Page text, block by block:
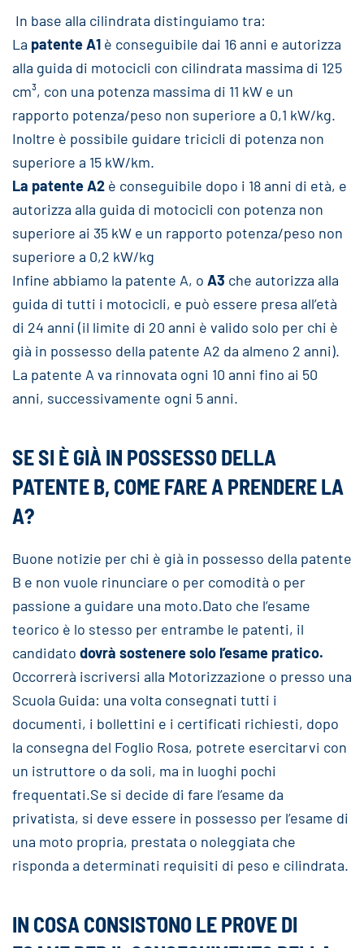
In base alla cilindrata distinguiamo tra:
La patente A1 è conseguibile dai 16 anni e autorizza
alla guida di motocicli con cilindrata massima di 125
cm³, con una potenza massima di 11 kW e un
rapporto potenza/peso non superiore a 0,1 kW/kg.
Inoltre è possibile guidare tricicli di potenza non
superiore a 15 kW/km.
La patente A2 è conseguibile dopo i 18 anni di età, e
autorizza alla guida di motocicli con potenza non
superiore ai 35 kW e un rapporto potenza/peso non
superiore a 0,2 kW/kg
Infine abbiamo la patente A, o A3 che autorizza alla
guida di tutti i motocicli, e può essere presa all’età
di 24 anni (il limite di 20 anni è valido solo per chi è
già in possesso della patente A2 da almeno 2 anni).
La patente A va rinnovata ogni 10 anni fino ai 50
anni, successivamente ogni 5 anni.
SE SI È GIÀ IN POSSESSO DELLA
PATENTE B, COME FARE A PRENDERE LA
A?
Buone notizie per chi è già in possesso della patente
B e non vuole rinunciare o per comodità o per
passione a guidare una moto.Dato che l’esame
teorico è lo stesso per entrambe le patenti, il
candidato dovrà sostenere solo l’esame pratico.
Occorrerà iscriversi alla Motorizzazione o presso una
Scuola Guida: una volta consegnati tutti i
documenti, i bollettini e i certificati richiesti, dopo
la consegna del Foglio Rosa, potrete esercitarvi con
un istruttore o da soli, ma in luoghi pochi
frequentati.Se si decide di fare l’esame da
privatista, si deve essere in possesso per l’esame di
una moto propria, prestata o noleggiata che
risponda a determinati requisiti di peso e cilindrata.
IN COSA CONSISTONO LE PROVE DI